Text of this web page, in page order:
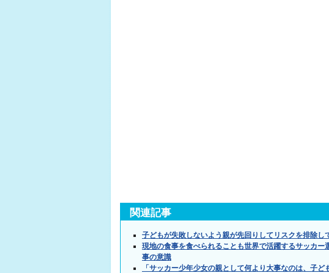
関連記事
子どもが失敗しないよう親が先回りしてリスクを排除
現地の食事を食べられることも世界で活躍するサッカ
事の意識
「サッカー少年少女の親として何より大事なのは、子